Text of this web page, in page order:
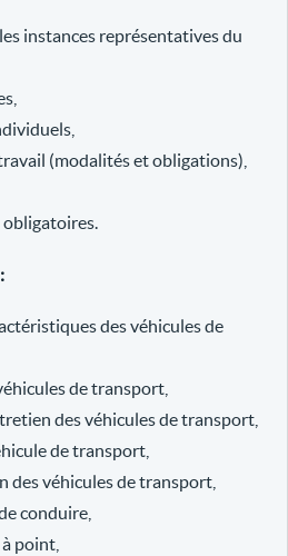
instances représentatives du
(modalités et obligations),
obligatoires.
des véhicules de
de transport,
des véhicules de transport,
de transport,
des véhicules de transport,
conduire,
point,